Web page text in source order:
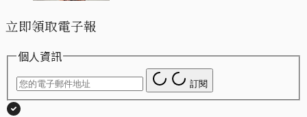
立即領取電子報
個人資訊
訂閱